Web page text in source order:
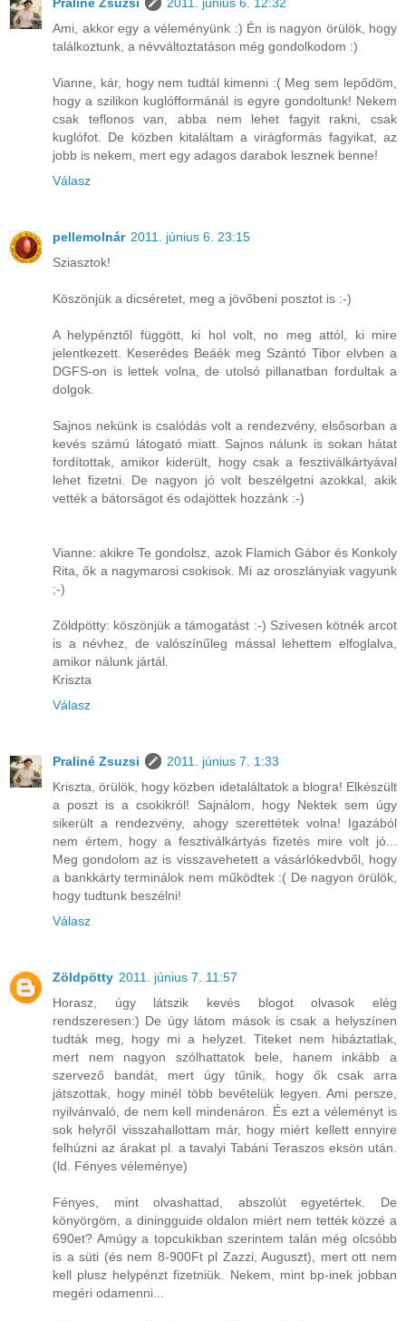
Praliné Zsuzsi
2011. június 6. 12:32
Ami, akkor egy a véleményünk :) Én is nagyon örülök, hogy
találkoztunk, a névváltoztatáson még gondolkodom :)
Vianne, kár, hogy nem tudtál kimenni :( Meg sem lepődöm,
hogy a szilikon kuglófformánál is egyre gondoltunk! Nekem
csak teflonos van, abba nem lehet fagyit rakni, csak
kuglófot. De közben kitaláltam a virágformás fagyikat, az
jobb is nekem, mert egy adagos darabok lesznek benne!
Válasz
pellemolnár 2011. június 6. 23:15
Sziasztok!
Köszönjük a dicséretet, meg a jövőbeni posztot is :-)
A helypénztől függött, ki hol volt, no meg attól, ki mire
jelentkezett. Keserédes Beáék meg Szántó Tibor elvben a
DGFS-on is lettek volna, de utolsó pillanatban fordultak a
dolgok.
Sajnos nekünk is csalódás volt a rendezvény, elsősorban a
kevés számú látogató miatt. Sajnos nálunk is sokan hátat
fordítottak, amikor kiderült, hogy csak a fesztiválkártyával
lehet fizetni. De nagyon jó volt beszélgetni azokkal, akik
vették a bátorságot és odajöttek hozzánk :-)
Vianne: akikre Te gondolsz, azok Flamich Gábor és Konkoly
Rita, ők a nagymarosi csokisok. Mi az oroszlányiak vagyunk
;-)
Zöldpötty: köszönjük a támogatást :-) Szívesen kötnék arcot
is a névhez, de valószínűleg mással lehettem elfoglalva,
amikor nálunk jártál.
Kriszta
Válasz
Praliné Zsuzsi
2011. június 7. 1:33
Kriszta, örülök, hogy közben idetaláltatok a blogra! Elkészült
a poszt is a csokikról! Sajnálom, hogy Nektek sem úgy
sikerült a rendezvény, ahogy szerettétek volna! Igazából
nem értem, hogy a fesztiválkártyás fizetés mire volt jó...
Meg gondolom az is visszavehetett a vásárlókedvből, hogy
a bankkárty terminálok nem működtek :( De nagyon örülök,
hogy tudtunk beszélni!
Válasz
Zöldpötty 2011. június 7. 11:57
Horasz, úgy látszik kevés blogot olvasok elég
rendszeresen:) De úgy látom mások is csak a helyszínen
tudták meg, hogy mi a helyzet. Titeket nem hibáztatlak,
mert nem nagyon szólhattatok bele, hanem inkább a
szervező bandát, mert úgy tűnik, hogy ők csak arra
játszottak, hogy minél több bevételük legyen. Ami persze,
nyilvánvaló, de nem kell mindenáron. És ezt a véleményt is
sok helyről visszahallottam már, hogy miért kellett ennyire
felhúzni az árakat pl. a tavalyi Tabáni Teraszos eksön után.
(ld. Fényes véleménye)
Fényes, mint olvashattad, abszolút egyetértek. De
könyörgöm, a diningguide oldalon miért nem tették közzé a
690et? Amúgy a topcukikban szerintem talán még olcsóbb
is a süti (és nem 8-900Ft pl Zazzi, Auguszt), mert ott nem
kell plusz helypénzt fizetniük. Nekem, mint bp-inek jobban
megéri odamenni...